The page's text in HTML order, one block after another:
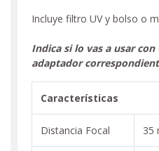
Incluye filtro UV y bolso o
Indica si lo vas a usar
adaptador
Características
Distancia Focal 35